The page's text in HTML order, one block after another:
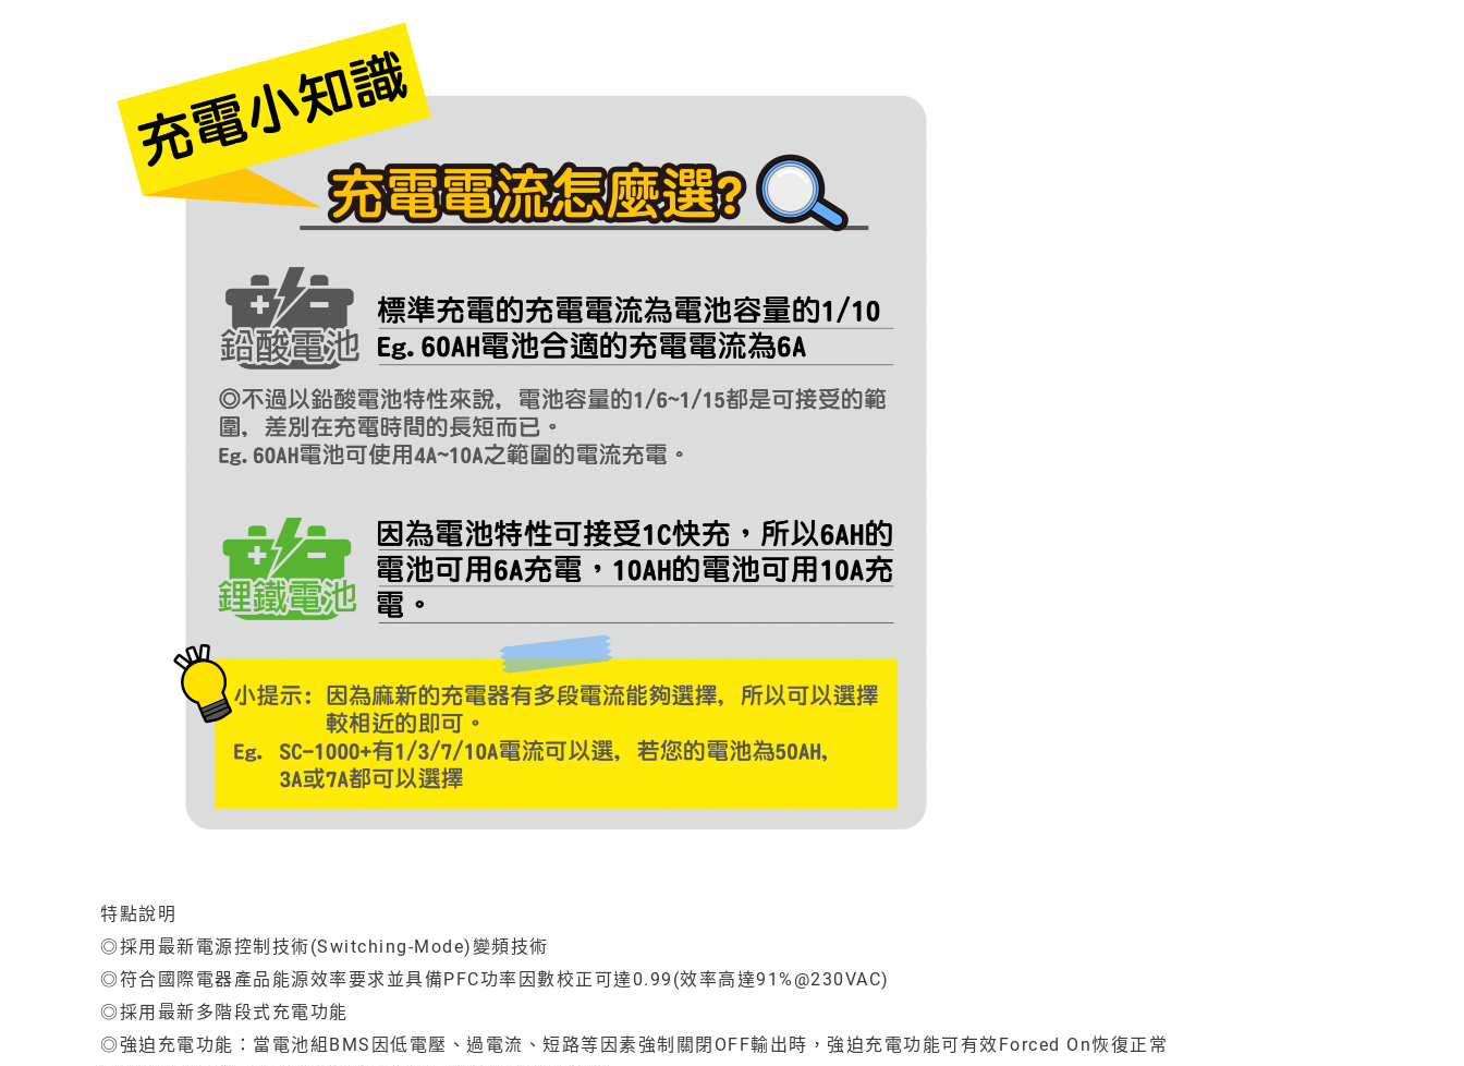
特點說明
◎採用最新電源控制技術(Switching-Mode)變頻技術
◎符合國際電器產品能源效率要求並具備PFC功率因數校正可達0.99(效率高達91%@230VAC)
◎採用最新多階段式充電功能
◎強迫充電功能：當電池組BMS因低電壓、過電流、短路等因素強制關閉OFF輸出時，強迫充電功能可有效Forced On恢復正常